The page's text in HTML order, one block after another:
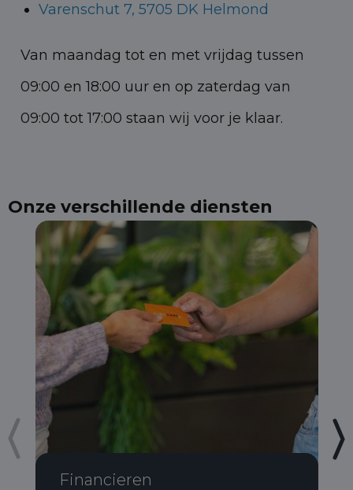
Varenschut 7, 5705 DK Helmond
Van maandag tot en met vrijdag tussen
09:00 en 18:00 uur en op zaterdag van
09:00 tot 17:00 staan wij voor je klaar.
Onze verschillende diensten
Financieren